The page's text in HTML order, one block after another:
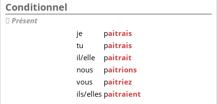
Conditionnel
Présent
je
paitrais
tu
paitrais
il/elle
paitrait
nous
paitrions
vous
paitriez
ils/elles paitraient